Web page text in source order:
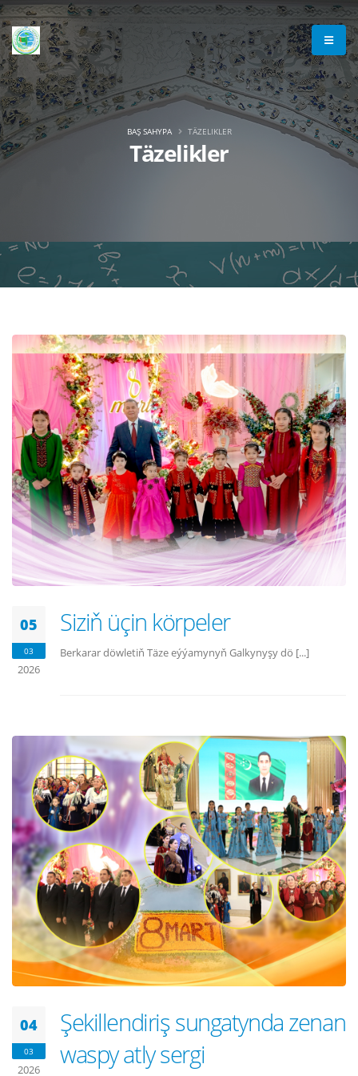
Täzelikler
BAŞ SAHYPA TÄZELIKLER
05
03
2026
Siziň üçin körpeler
Berkarar döwletiň Täze eýýamynyň Galkynyşy dö [...]
04
03
2026
Şekillendiriş sungatynda zenan
waspy atly sergi